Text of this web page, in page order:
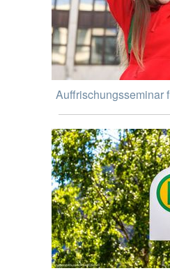
Auffrischungsseminar